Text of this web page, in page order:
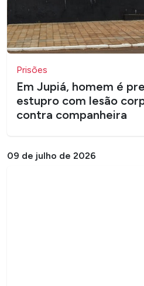
Prisões
Em Jupiá, homem é
estupro com lesão
contra companheira
09 de julho de 2026